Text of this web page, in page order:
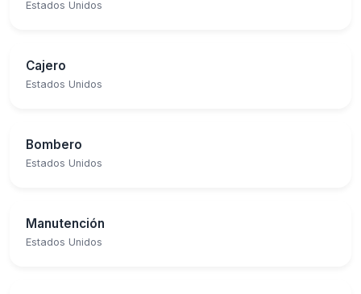
Estados Unidos
Cajero
Estados Unidos
Bombero
Estados Unidos
Manutención
Estados Unidos